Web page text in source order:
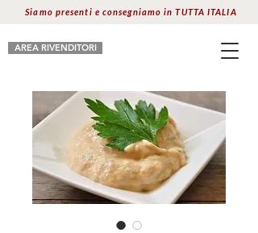
Siamo presenti e consegniamo in TUTTA ITALIA
AREA RIVENDITORI